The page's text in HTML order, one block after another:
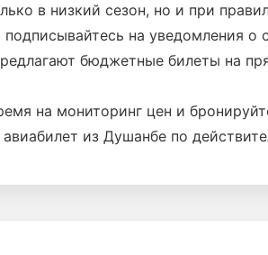
в низкий сезон, но и при
на уведомления о
бюджетные билеты на
на мониторинг цен и
из Душанбе по